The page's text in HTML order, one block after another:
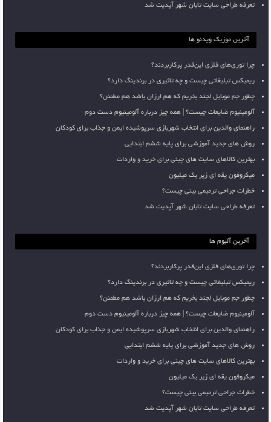
تعرفه طراحی سایت تابان شهر آپدیت شد
آخرین موزیک ویدئو ها
چرا توری‌های فلزی این‌قدر پرکاربردند؟
ریمیکس تبلیغاتی چیست و چه تاثیری در برندینگ دارد؟
چطور جم موبایل لجند بخریم که هم ارزان باشد هم مطمئن؟
آلومینیوم ضایعات چیست؟ | همه چیز درباره آلومینیوم دست دوم
راهنمای والدین برای انتخاب شهربازی سرپوشیده ایمن و جذاب برای کودکان
روش های جدید آموزشی برای پایه ششم ابتدایی
بهترین کالاهای سایت های چینی برای خرید و واردات
میکروفون یقه ای زیر یک میلیون
خطرات جراحی ترمیمی بینی چیست؟
تعرفه طراحی سایت تابان شهر آپدیت شد
آخرین آلبوم ها
چرا توری‌های فلزی این‌قدر پرکاربردند؟
ریمیکس تبلیغاتی چیست و چه تاثیری در برندینگ دارد؟
چطور جم موبایل لجند بخریم که هم ارزان باشد هم مطمئن؟
آلومینیوم ضایعات چیست؟ | همه چیز درباره آلومینیوم دست دوم
راهنمای والدین برای انتخاب شهربازی سرپوشیده ایمن و جذاب برای کودکان
روش های جدید آموزشی برای پایه ششم ابتدایی
بهترین کالاهای سایت های چینی برای خرید و واردات
میکروفون یقه ای زیر یک میلیون
خطرات جراحی ترمیمی بینی چیست؟
تعرفه طراحی سایت تابان شهر آپدیت شد